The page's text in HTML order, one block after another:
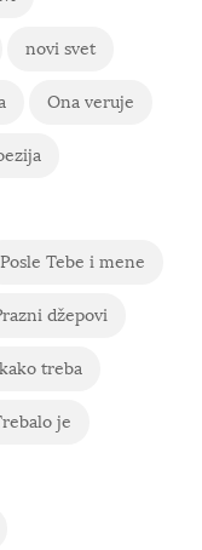
novi svet
Ona veruje
Posle Tebe i mene
džepovi
treba
je